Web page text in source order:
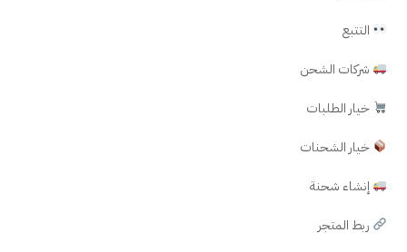
التتبع
شركات الشحن
خيار الطلبات
خيار الشحنات
إنشاء شحنة
ربط المتجر